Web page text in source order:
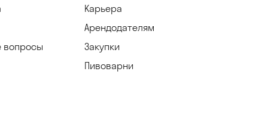
вопросы
Карьера
Арендодателям
Закупки
Пивоварни